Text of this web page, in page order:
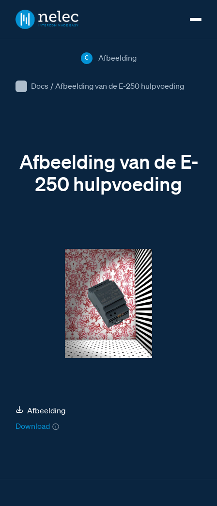
Docs / Afbeelding van de E-250 hulpvoeding
C Afbeelding
Afbeelding van de E-
250 hulpvoeding
Afbeelding
Download